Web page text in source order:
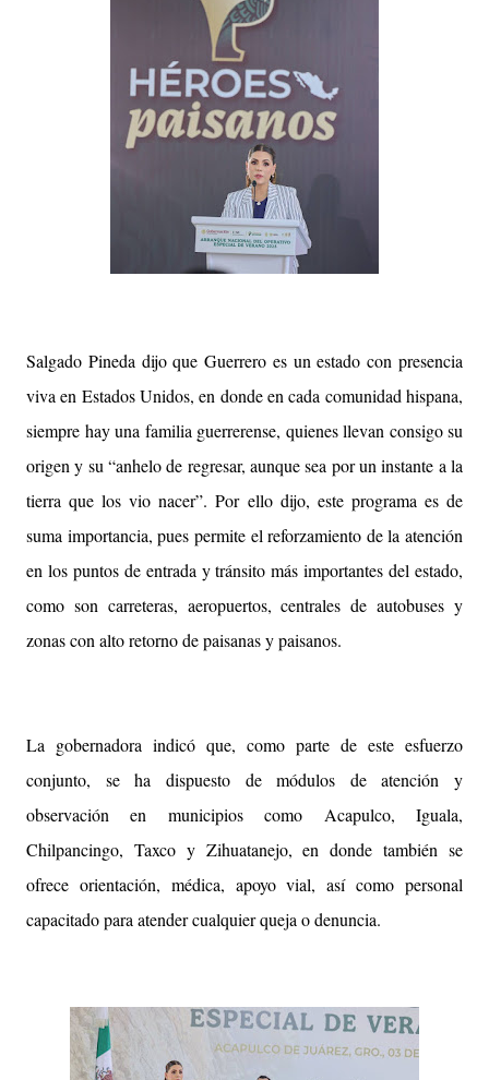
Salgado Pineda dijo que Guerrero es un estado con presencia
viva en Estados Unidos, en donde en cada comunidad hispana,
siempre hay una familia guerrerense, quienes llevan consigo su
origen y su “anhelo de regresar, aunque sea por un instante a la
tierra que los vio nacer”. Por ello dijo, este programa es de
suma importancia, pues permite el reforzamiento de la atención
en los puntos de entrada y tránsito más importantes del estado,
como son carreteras, aeropuertos, centrales de autobuses y
zonas con alto retorno de paisanas y paisanos.
La gobernadora indicó que, como parte de este esfuerzo
conjunto, se ha dispuesto de módulos de atención y
observación en municipios como Acapulco, Iguala,
Chilpancingo, Taxco y Zihuatanejo, en donde también se
ofrece orientación, médica, apoyo vial, así como personal
capacitado para atender cualquier queja o denuncia.